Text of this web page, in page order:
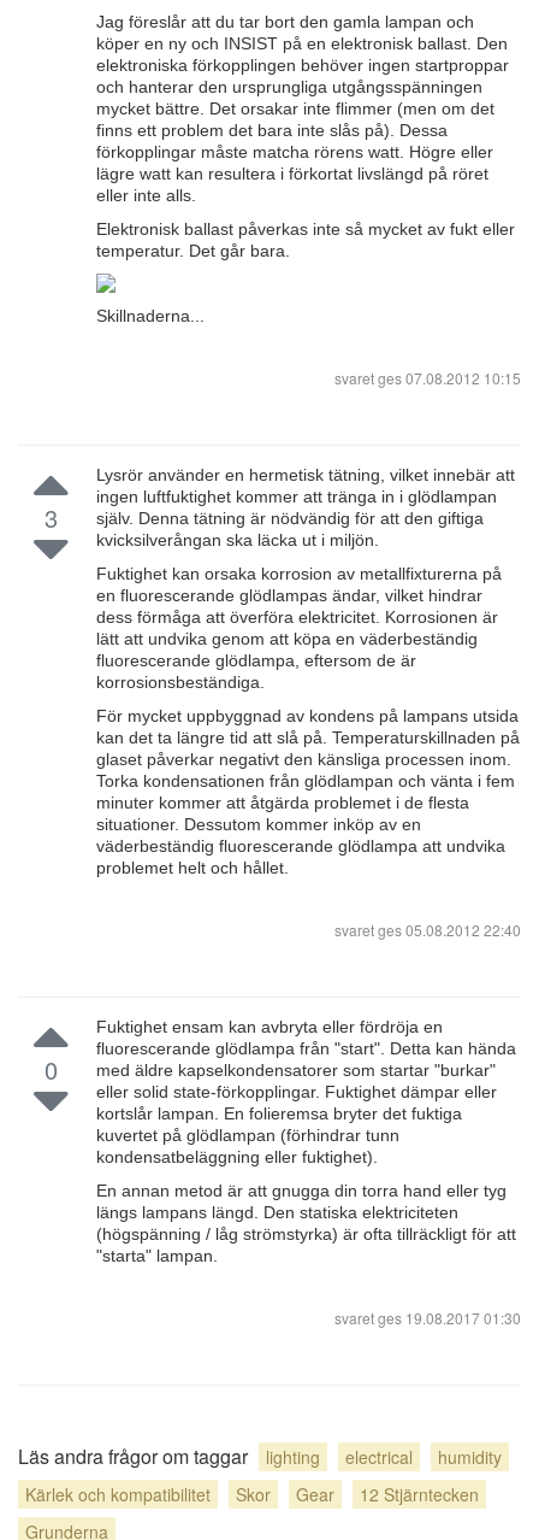
Jag föreslår att du tar bort den gamla lampan och
köper en ny och INSIST på en elektronisk ballast. Den
elektroniska förkopplingen behöver ingen startproppar
och hanterar den ursprungliga utgångsspänningen
mycket bättre. Det orsakar inte flimmer (men om det
finns ett problem det bara inte slås på). Dessa
förkopplingar måste matcha rörens watt. Högre eller
lägre watt kan resultera i förkortat livslängd på röret
eller inte alls.
Elektronisk ballast påverkas inte så mycket av fukt eller
temperatur. Det går bara.
Skillnaderna...
svaret ges07.08.2012 10:15
3
Lysrör använder en hermetisk tätning, vilket innebär att
ingen luftfuktighet kommer att tränga in i glödlampan
själv. Denna tätning är nödvändig för att den giftiga
kvicksilverångan ska läcka ut i miljön.
Fuktighet kan orsaka korrosion av metallfixturerna på
en fluorescerande glödlampas ändar, vilket hindrar
dess förmåga att överföra elektricitet. Korrosionen är
lätt att undvika genom att köpa en väderbeständig
fluorescerande glödlampa, eftersom de är
korrosionsbeständiga.
För mycket uppbyggnad av kondens på lampans utsida
kan det ta längre tid att slå på. Temperaturskillnaden på
glaset påverkar negativt den känsliga processen inom.
Torka kondensationen från glödlampan och vänta i fem
minuter kommer att åtgärda problemet i de flesta
situationer. Dessutom kommer inköp av en
väderbeständig fluorescerande glödlampa att undvika
problemet helt och hållet.
svaret ges05.08.2012 22:40
0
Fuktighet ensam kan avbryta eller fördröja en
fluorescerande glödlampa från "start". Detta kan hända
med äldre kapselkondensatorer som startar "burkar"
eller solid state-förkopplingar. Fuktighet dämpar eller
kortslår lampan. En folieremsa bryter det fuktiga
kuvertet på glödlampan (förhindrar tunn
kondensatbeläggning eller fuktighet).
En annan metod är att gnugga din torra hand eller tyg
längs lampans längd. Den statiska elektriciteten
(högspänning / låg strömstyrka) är ofta tillräckligt för att
"starta" lampan.
svaret ges 19.08.2017 01:30
Läs andra frågor om taggar lighting electrical
humidity
Kärlek och kompatibilitet
Skor Gear
12 Stjärntecken
Grunderna